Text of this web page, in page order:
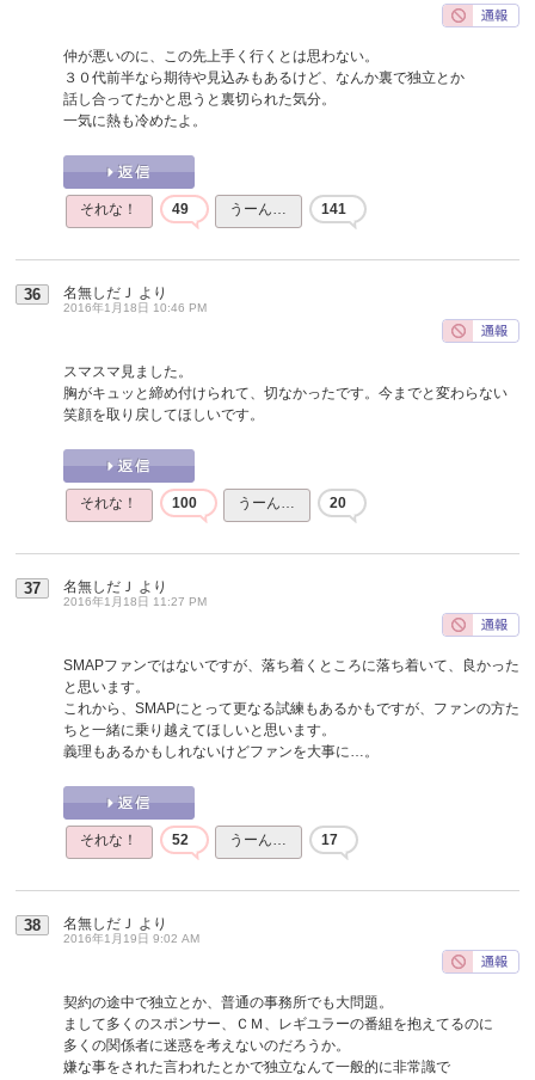
仲が悪いのに、この先上手く行くとは思わない。
３０代前半なら期待や見込みもあるけど、なんか裏で独立とか
話し合ってたかと思うと裏切られた気分。
一気に熱も冷めたよ。
それな！ 49 うーん… 141
36 名無しだＪ より
2016年1月18日 10:46 PM
スマスマ見ました。
胸がキュッと締め付けられて、切なかったです。今までと変わらない
笑顔を取り戻してほしいです。
それな！ 100 うーん… 20
37 名無しだＪ より
2016年1月18日 11:27 PM
SMAPファンではないですが、落ち着くところに落ち着いて、良かった
と思います。
これから、SMAPにとって更なる試練もあるかもですが、ファンの方た
ちと一緒に乗り越えてほしいと思います。
義理もあるかもしれないけどファンを大事に…。
それな！ 52 うーん… 17
38 名無しだＪ より
2016年1月19日 9:02 AM
契約の途中で独立とか、普通の事務所でも大問題。
まして多くのスポンサー、ＣＭ、レギユラーの番組を抱えてるのに
多くの関係者に迷惑を考えないのだろうか。
嫌な事をされた言われたとかで独立なんて一般的に非常識で